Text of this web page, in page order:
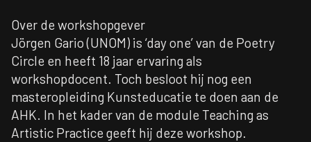
Over de workshopgever
Jörgen Gario (UNOM) is ‘day one’ van de Poetry
Circle en heeft 18 jaar ervaring als
workshopdocent. Toch besloot hij nog een
masteropleiding Kunsteducatie te doen aan de
AHK. In het kader van de module Teaching as
Artistic Practice geeft hij deze workshop.